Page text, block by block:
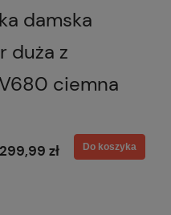
damska
duża z
ciemna
299,99 zł Do koszyka